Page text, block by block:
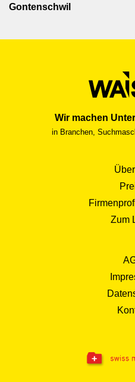
Gontenschwil
Wir machen
in Branchen,
Zum